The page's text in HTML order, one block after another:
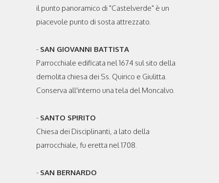
il punto panoramico di "Castelverde" è un
piacevole punto di sosta attrezzato.
- SAN GIOVANNI BATTISTA
Parrocchiale edificata nel 1674 sul sito della
demolita chiesa dei Ss. Quirico e Giulitta.
Conserva all'interno una tela del Moncalvo.
- SANTO SPIRITO
Chiesa dei Disciplinanti, a lato della
parrocchiale, fu eretta nel 1708.
- SAN BERNARDO